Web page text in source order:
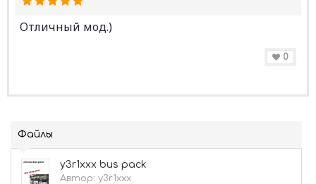
Отличный мод.)
0
Файлы
y3r1xxx bus pack
Автор: y3r1xxx